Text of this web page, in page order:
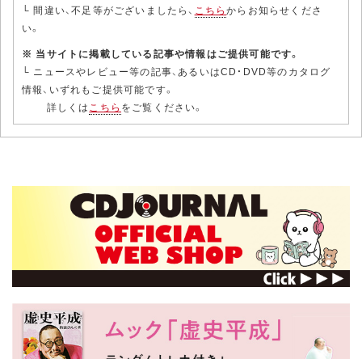
└ 間違い、不足等がございましたら、 こちらからお知らせくださ
い。
※ 当サイトに掲載している記事や情報はご提供可能です。
└ ニュースやレビュー等の記事、あるいはCD・DVD等のカタログ
情報、いずれもご提供可能です。
詳しくは こちら をご覧ください。